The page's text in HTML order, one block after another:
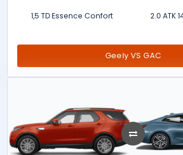
1,5 TD Essence Confort 2.0 ATK
Geely VS GAC